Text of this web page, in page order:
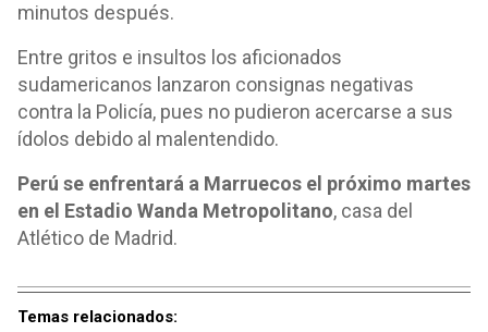
minutos después.
Entre gritos e insultos los aficionados
sudamericanos lanzaron consignas negativas
contra la Policía, pues no pudieron acercarse a sus
ídolos debido al malentendido.
Perú se enfrentará a Marruecos el próximo martes
en el Estadio Wanda Metropolitano, casa del
Atlético de Madrid.
Temas relacionados: